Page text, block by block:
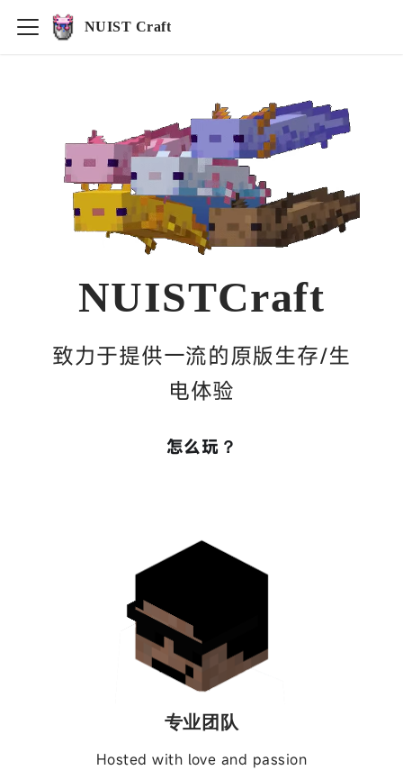
NUIST Craft
NUISTCraft
致力于提供一流的原版生存/生
电体验
怎么玩？
专业团队
Hosted with love and passion